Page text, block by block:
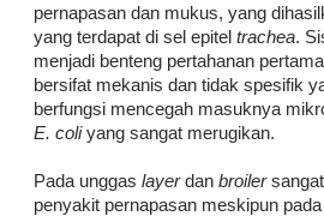
pernapasan dan mukus, yang
yang terdapat di sel epitel trachea.
menjadi benteng pertahanan
bersifat mekanis dan tidak spesifik
berfungsi mencegah masuknya
E. coliyang sangat merugikan.
Pada unggas layerdan broiler
penyakit pernapasan meskipun